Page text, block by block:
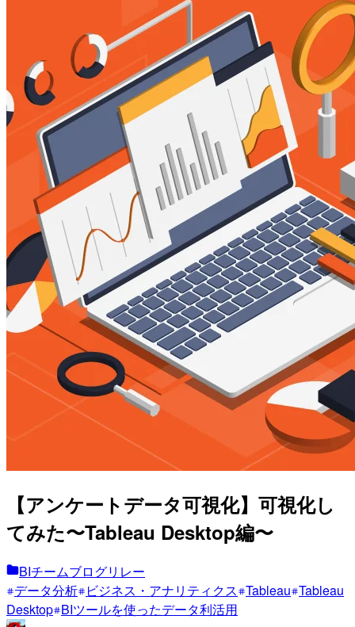
【アンケートデータ可視化】可視化し
てみた〜Tableau Desktop編〜
BIチームブログリレー
データ分析 ビジネス・アナリティクス Tableau Tableau
Desktop BIツールを使ったデータ利活用